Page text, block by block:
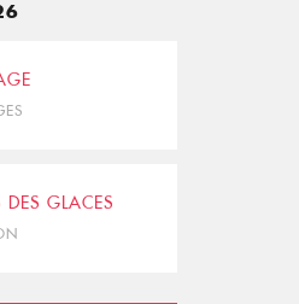
DES GLACES